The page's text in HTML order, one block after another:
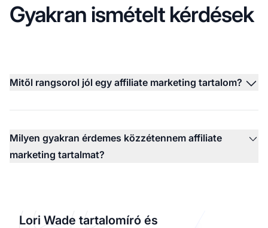
Gyakran ismételt kérdések
Mitől rangsorol jól egy affiliate marketing tartalom?
Milyen gyakran érdemes közzétennem affiliate
marketing tartalmat?
Lori Wade tartalomíró és